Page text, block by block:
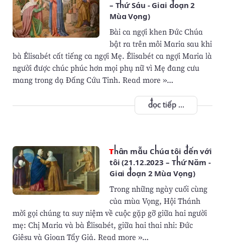
– Thứ Sáu - Giai đoạn 2
Mùa Vọng)
Bài ca ngợi khen Đức Chúa
bật ra trên môi Maria sau khi
bà Êlisabét cất tiếng ca ngợi Mẹ. Êlisabét ca ngợi Maria là
người được chúc phúc hơn mọi phụ nữ vì Mẹ đang cưu
mang trong dạ Đấng Cứu Tinh. Read more »…
đọc tiếp ...
Thân mẫu Chúa tôi đến với
tôi (21.12.2023 – Thứ Năm -
Giai đoạn 2 Mùa Vọng)
Trong những ngày cuối cùng
của mùa Vọng, Hội Thánh
mời gọi chúng ta suy niệm về cuộc gặp gỡ giữa hai người
mẹ: Chị Maria và bà Êlisabét, giữa hai thai nhi: Ðức
Giêsu và Gioan Tẩy Giả. Read more »…